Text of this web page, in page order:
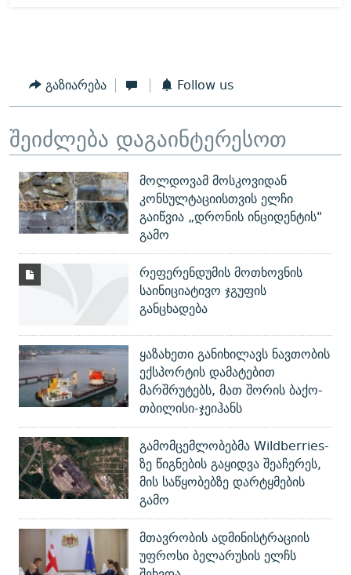
გაზიარება Follow us
შეიძლება დაგაინტერესოთ
მოლდოვამ მოსკოვიდან
კონსულტაციისთვის ელჩი
გაიწვია „დრონის ინციდენტის"
გამო
რეფერენდუმის მოთხოვნის
საინიციატივო ჯგუფის
განცხადება
ყაზახეთი განიხილავს ნავთობის
ექსპორტის დამატებით
მარშრუტებს, მათ შორის ბაქო-
თბილისი-ჯეიჰანს
გამომცემლობებმა Wildberries-
ზე წიგნების გაყიდვა შეაჩერეს,
მის საწყობებზე დარტყმების
გამო
მთავრობის ადმინისტრაციის
უფროსი ბელარუსის ელჩს